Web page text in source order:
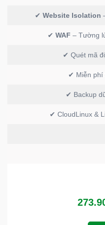
✔ Website Isolation
✔ WAF – Tường
✔ Quét mã
✔ Miễn phí
✔ Backup
✔ CloudLinux &